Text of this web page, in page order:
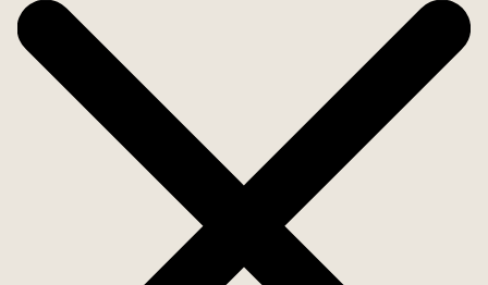
Folkpool, Galant 5x10 meter, färg Obsedian.